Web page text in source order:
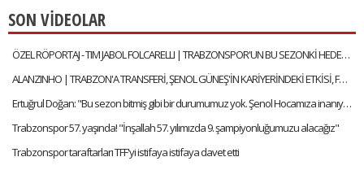
SON VİDEOLAR
ÖZEL RÖPORTAJ - TIM JABOL FOLCARELLI | TRABZONSPOR'UN BU SEZONKİ HEDEFLERİ, FATİH TEKKE, SAÇ TARZI
ALANZINHO | TRABZON'A TRANSFERİ, ŞENOL GÜNEŞ'İN KARİYERİNDEKİ ETKİSİ, FATİH TEKKE'Yİ NASIL TANIMLAR?
Ertuğrul Doğan: "Bu sezon bitmiş gibi bir durumumuz yok. Şenol Hocamıza inanıyorum"
Trabzonspor 57. yaşında! "İnşallah 57. yılımızda 9. şampiyonluğumuzu alacağız"
Trabzonspor taraftarları TFF'yi istifaya istifaya davet etti